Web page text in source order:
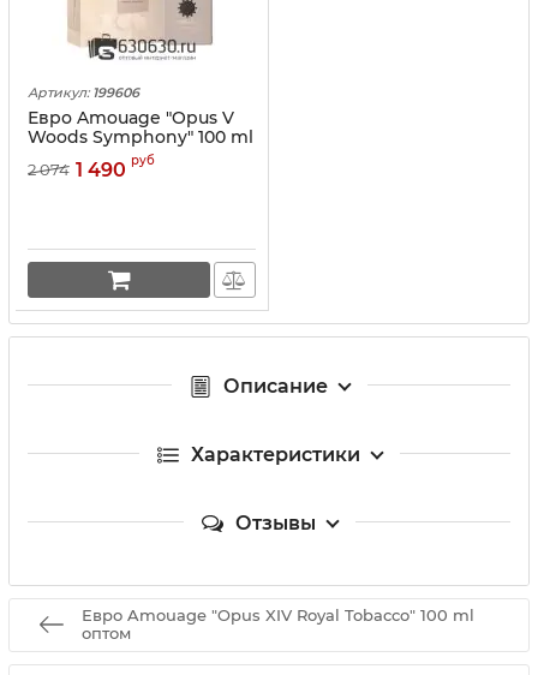
Артикул: 199606
Евро Amouage "Opus V
Woods Symphony" 100 ml
2 074 1 490 руб
Описание
Характеристики
Отзывы
Евро Amouage "Opus XIV Royal Tobacco" 100 ml
оптом